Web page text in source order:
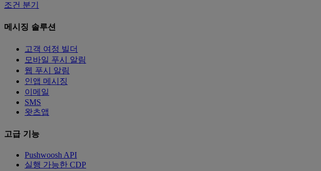
조건 분기
메시징 솔루션
고객 여정 빌더
모바일 푸시 알림
웹 푸시 알림
인앱 메시징
이메일
SMS
왓츠앱
고급 기능
Pushwoosh API
실행 가능한 CDP